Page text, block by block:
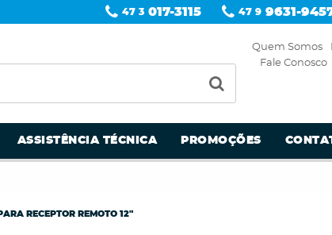
47 3 017-3115 47 9 9631-
Quem Somos
Fale Conosco
ASSISTÊNCIA TÉCNICA PROMOÇÕES
RECEPTOR REMOTO 12"